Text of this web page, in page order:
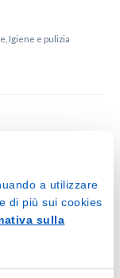
a utilizzare
di più sui cookies
sulla
Igiene e pulizia